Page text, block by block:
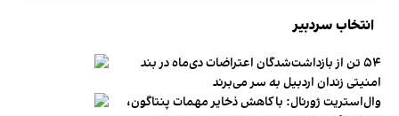
انتخاب سردبیر
۵۴ تن از بازداشت‌شدگان اعتراضات دی‌ماه در بند
امنیتی زندان اردبیل به سر می‌برند
وال‌استریت ژورنال: با کاهش ذخایر مهمات پنتاگون،